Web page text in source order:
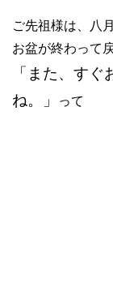
ご先祖様は、八
お盆が終わって
「また、す
ね。」
って